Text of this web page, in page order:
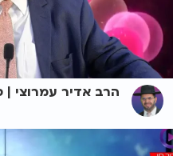
הרב אדיר עמרוצי